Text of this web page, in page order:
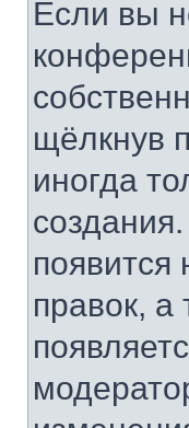
Если вы
щёлкнув
иногда
появится
правок, а